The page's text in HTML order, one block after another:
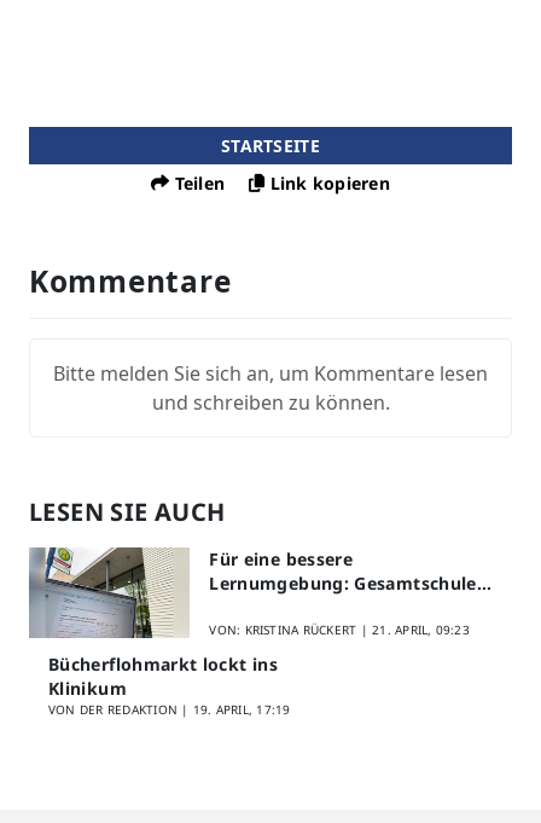
STARTSEITE
Teilen
Link kopieren
Kommentare
Bitte melden Sie sich an, um Kommentare lesen
und schreiben zu können.
LESEN SIE AUCH
Für eine bessere
Lernumgebung: Gesamtschule
Schülerfeedback
VON: KRISTINA RÜCKERT |21. APRIL, 09:23
Bücherflohmarkt lockt ins
Klinikum
VON DER REDAKTION | 19. APRIL, 17:19